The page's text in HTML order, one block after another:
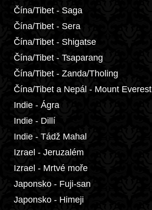
Čína/Tibet - Saga
Čína/Tibet - Sera
Čína/Tibet - Shigatse
Čína/Tibet - Tsaparang
Čína/Tibet - Zanda/Tholing
Čína/Tibet a Nepál - Mount Everest
Indie - Ágra
Indie - Dillí
Indie - Tádž Mahal
Izrael - Jeruzalém
Izrael - Mrtvé moře
Japonsko - Fuji-san
Japonsko - Himeji